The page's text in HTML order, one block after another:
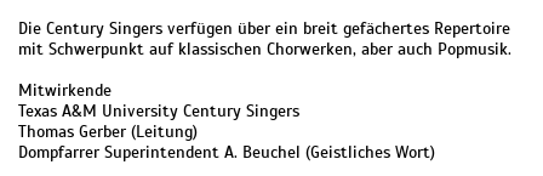
Die Century Singers verfügen über ein breit gefächertes Repertoire
mit Schwerpunkt auf klassischen Chorwerken, aber auch Popmusik.
Mitwirkende
Texas A&M University Century Singers
Thomas Gerber (Leitung)
Dompfarrer Superintendent A. Beuchel (Geistliches Wort)